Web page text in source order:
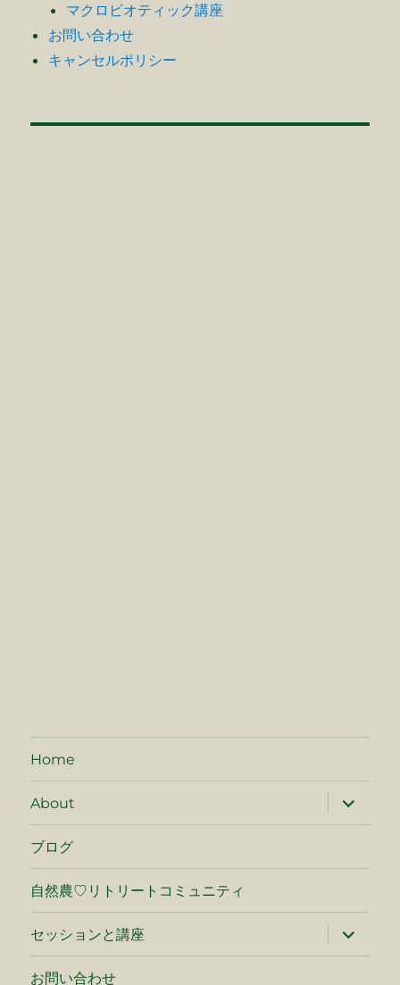
マクロビオティック講座
お問い合わせ
キャンセルポリシー
Home
About
ブ
メ
ー
開
ブログ
自然農♡リトリートコミュニティ
セッションと講座
ブ
メ
お問い合わせ